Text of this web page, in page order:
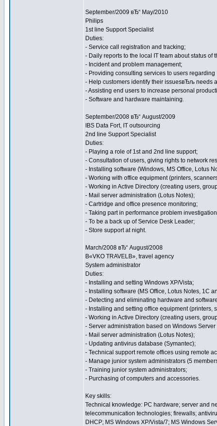
September/2009 вЂ“ May/2010
Philips
1st line Support Specialist
Duties:
- Service call registration and tracking;
- Daily reports to the local IT team about status of
- Incident and problem management;
- Providing consulting services to users
- Help customers identify their issuesвЂљ needs
- Assisting end users to increase personal
- Software and hardware maintaining.
September/2008 вЂ“ August/2009
IBS Data Fort, IT outsourcing
2nd line Support Specialist
Duties:
- Playing a role of 1st and 2nd line support;
- Consultation of users, giving rights to network
- Installing software (Windows, MS Office, Lotus
- Working with office equipment (printers,
- Working in Active Directory (creating users,
- Mail server administration (Lotus Notes);
- Cartridge and office presence monitoring;
- Taking part in performance problem
- To be a back up of Service Desk Leader;
- Store support at night.
March/2008 вЂ“ August/2008
В«VKO TRAVELВ», travel agency
System administrator
Duties:
- Installing and setting Windows XP/Vista;
- Installing software (MS Office, Lotus Notes, 1C
- Detecting and eliminating hardware and
- Installing and setting office equipment (printers,
- Working in Active Directory (creating users,
- Server administration based on Windows Server
- Mail server administration (Lotus Notes);
- Updating antivirus database (Symantec);
- Technical support remote offices using remote
- Manage junior system administrators (5
- Training junior system administrators;
- Purchasing of computers and accessories.
Key skills:
Technical knowledge: PC hardware; server and
telecommunication technologies; firewalls;
DHCP; MS Windows XP/Vista/7; MS Windows